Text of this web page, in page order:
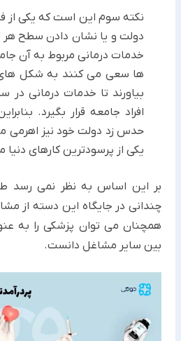
نکته سوم این است که یکی از
دولت و یا نشان دادن سطح
خدمات درمانی مربوط به آن
ها سعی می کنند به شکل های
بیاورند تا خدمات درمانی در
افراد جامعه قرار بگیرد.
حدس زد دولت خود نیز اهرمی
یکی از پرسودترین کارهای
بر این اساس به نظر نمی رسد
چندانی در جایگاه این دسته از
همچنان می توان پزشکی را به
بین سایر مشاغل دانست.